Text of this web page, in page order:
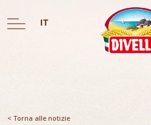
IT
< Torna alle notizie